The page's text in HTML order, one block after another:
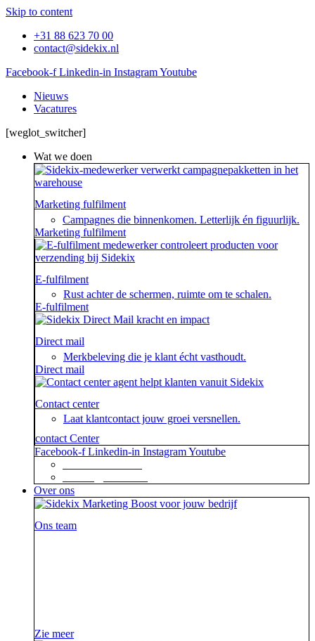
Skip to content
+31 88 623 70 00
contact@sidekix.nl
Facebook-f Linkedin-in InstagramYoutube
Nieuws
Vacatures
[weglot_switcher]
Wat we doen
Marketing fulfilment
Campagnes die binnenkomen. Letterlijk én figuurlijk.
Marketing fulfilment
E-fulfilment
Rust achter de schermen, ruimte om te schalen.
E-fulfilment
Direct mail
Merkbeleving die je klant écht vasthoudt.
Direct mail
Contact center
Laat klantcontact jouw groei versnellen.
contact Center
Facebook-f Linkedin-in InstagramYoutube
Over ons
Ons team
Zie meer